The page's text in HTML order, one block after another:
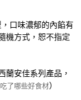
口味濃郁的內餡有
機方式，恕不指定
蘭安佳系列產品，
了哪些好食材）